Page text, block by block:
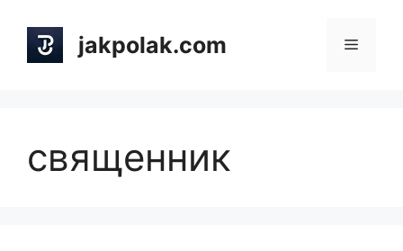
content
jakpolak.com Menu
священник